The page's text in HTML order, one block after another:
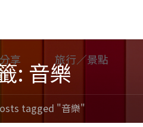
享 旅行／景點
: 音樂
tagged "音樂"